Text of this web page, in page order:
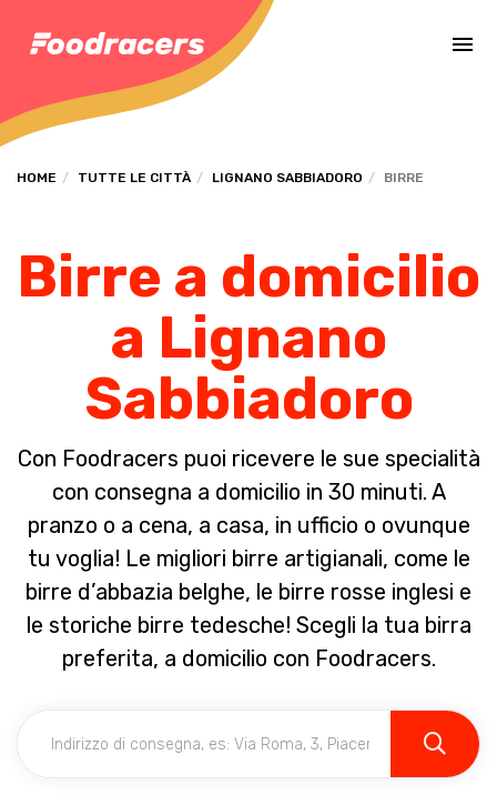
HOME TUTTE LE CITTÀ LIGNANO SABBIADORO BIRRE
Birre a domicilio
a Lignano
Sabbiadoro
Con Foodracers puoi ricevere le sue specialità
con consegna a domicilio in 30 minuti. A
pranzo o a cena, a casa, in ufficio o ovunque
tu voglia! Le migliori birre artigianali, come le
birre d’abbazia belghe, le birre rosse inglesi e
le storiche birre tedesche! Scegli la tua birra
preferita, a domicilio con Foodracers.